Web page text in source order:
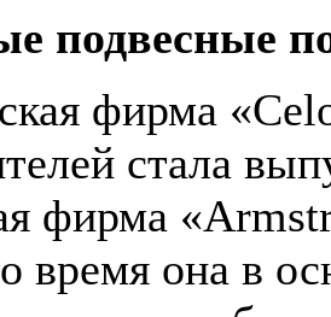
подвесные
фирма
стала
фирма
время она в